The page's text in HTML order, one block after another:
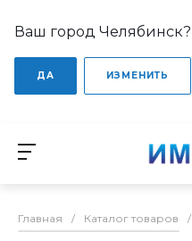
Ваш город Челябинск?
ДА ИЗМЕНИТЬ
Главная / Каталог товаров /